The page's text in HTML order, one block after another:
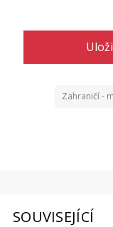
Zahraničí -
SOUVISEJÍCÍ